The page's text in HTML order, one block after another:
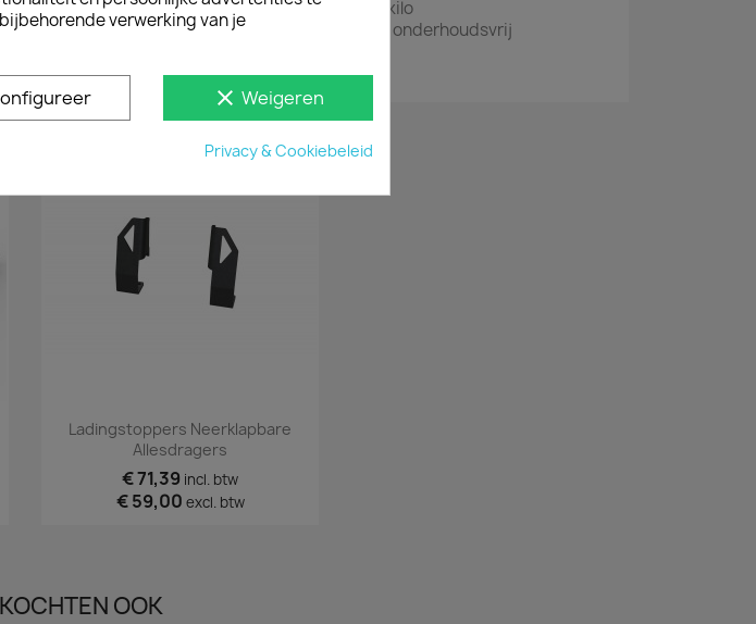
hebben een draagvermogen van 70 kilo
zijn van hoogwaardig aluminium dus onderhoudsvrij
Snel bekijken
Ladingstoppers Neerklapbare
Allesdragers
€ 71,39 incl. btw
€ 59,00 excl. btw
OOK
verwerking van je
clear Weigeren
Privacy & Cookiebeleid